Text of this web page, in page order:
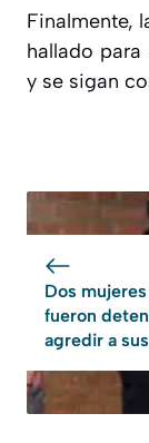
Finalmente,
hallado
y se sigan
Dos
fueron
agredir a